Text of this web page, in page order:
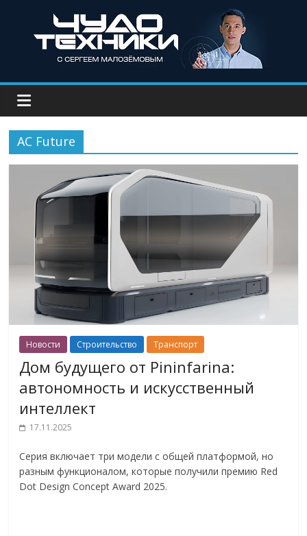
AC Future
Новости Строительство Транспорт
Дом будущего от Pininfarina:
автономность и искусственный
интеллект
17.11.2025
Серия включает три модели с общей платформой, но
разным функционалом, которые получили премию Red
Dot Design Concept Award 2025.